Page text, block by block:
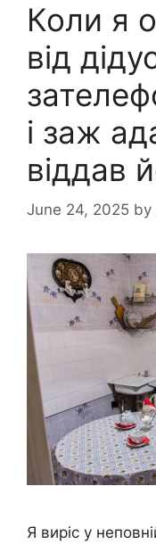
Коли я
від
і заж
віддав
June 24, 2025 by
Я виріс у